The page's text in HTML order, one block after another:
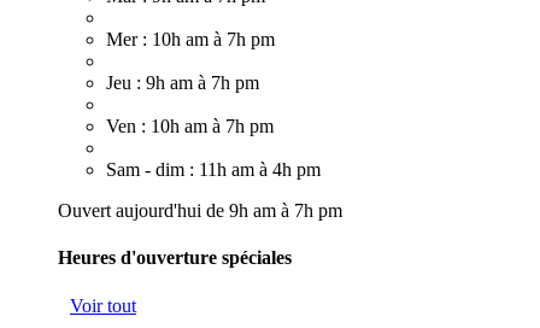
Mer : 10h am à 7h pm
Jeu : 9h am à 7h pm
Ven : 10h am à 7h pm
Sam - dim : 11h am à 4h pm
Ouvert aujourd'hui de 9h am à 7h pm
Heures d'ouverture spéciales
Voir tout